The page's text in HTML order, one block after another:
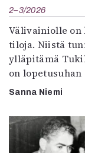
2–3/2026
Välivainiolle
tiloja. Niistä
ylläpitämä
on lopetusuhan
Sanna Niemi